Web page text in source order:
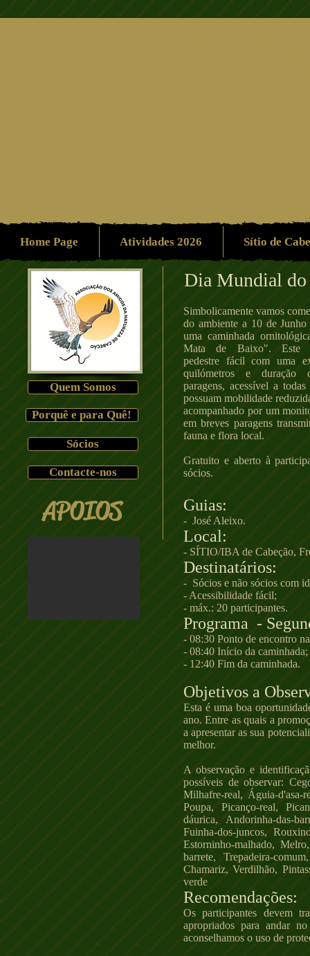
Home Page Atividades 2026 Sítio de
Dia Mundial
Simbolicamente vamos
do ambiente a 10 de
uma caminhada
Mata de Baixo".
pedestre fácil com uma
quilómetros e
paragens, acessível a
possuam mobilidade
acompanhado por um
em breves paragens
fauna e flora local.
Gratuito e aberto à
sócios.
Guias:
- José Aleixo.
Local:
- SÍTIO/IBA de Cabeção,
Destinatários:
- Sócios e não sócios com
- Acessibilidade fácil;
- máx.: 20 participantes.
Programa -
- 08:30 Ponto de encontro
- 08:40 Início da caminhada;
- 12:40 Fim da caminhada.
Objetivos a
Esta é uma boa
ano. Entre as quais a
a apresentar as sua
melhor.
A observação e
possíveis de observar:
Milhafre-real, Águia-d'asa-
Poupa, Picanço-real,
dáurica, Andorinha-das-
Fuinha-dos-juncos,
Estorninho-malhado,
barrete, Trepadeira-
Chamariz, Verdilhão,
verde
Recomendações:
Os participantes devem
apropriados para andar
aconselhamos o uso de
Quem Somos
Porquê e para Quê!
Sócios
Contacte-nos
APOIOS